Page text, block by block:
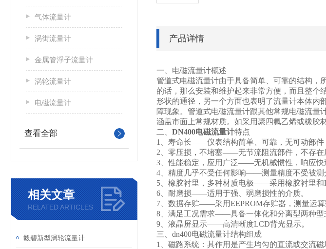
气体流量计
涡街流量计
金属管浮子流量计
涡轮流量计
电磁流量计
查看全部
相关文章
RELATED ARTICLES
毅碧新型涡轮流量计
产品详情
一、电磁流量计概述
管道式电磁流量计由于具备简单、可靠的结构，
的话，那么安装和维护起来非常方便，而且整个
形状的通径，另一个方面也表明了流量计本体内
障现象。管道式电磁流量计跟其他常规电磁流
涵盖市面上常规材质。如采用聚四氟乙烯或橡胶
二、 DN400电磁流量计特点
1
、寿命长——仪表结构简单、可靠，无可动部件
2 、零压损，不堵塞——无节流阻流部件，不存在
3 、性能稳定，应用广泛——无机械惯性，响应快
4 、精度几乎不受任何影响——测量精度不受被测
5 、橡胶衬里，多种材质电极——采用橡胶衬里和
6 、耐磨损——适用于强、弱磨损性的介质。
7 、数据存贮——采用EEPROM存贮器，测量运算
8 、满足工况需求——具备一体化和分离型两种型
9 、液晶屏显示——高清晰度LCD背光显示。
三、dn400电磁流量计结构组成
1
、磁路系统：其作用是产生均匀的直流或交流